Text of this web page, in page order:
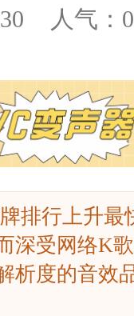
人气： 0
排行上升
深受网络K
析度的音效